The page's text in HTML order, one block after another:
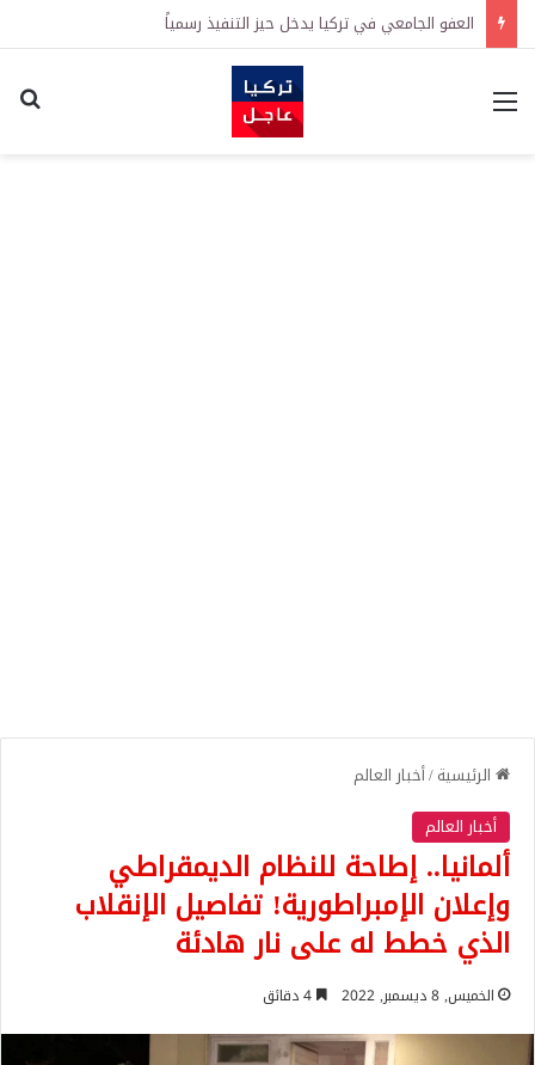
العفو الجامعي في تركيا يدخل حيز التنفيذ رسمياً
القائمة
الرئيسية/أخبار العالم
أخبار العالم
ألمانيا.. إطاحة للنظام الديمقراطي
وإعلان الإمبراطورية! تفاصيل الإنقلاب
الذي خطط له على نار هادئة
الخميس, 8 ديسمبر, 2022